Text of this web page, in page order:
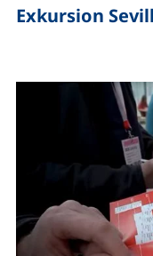
Exkursion